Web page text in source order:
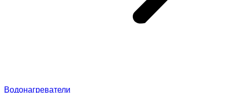
Водонагреватели